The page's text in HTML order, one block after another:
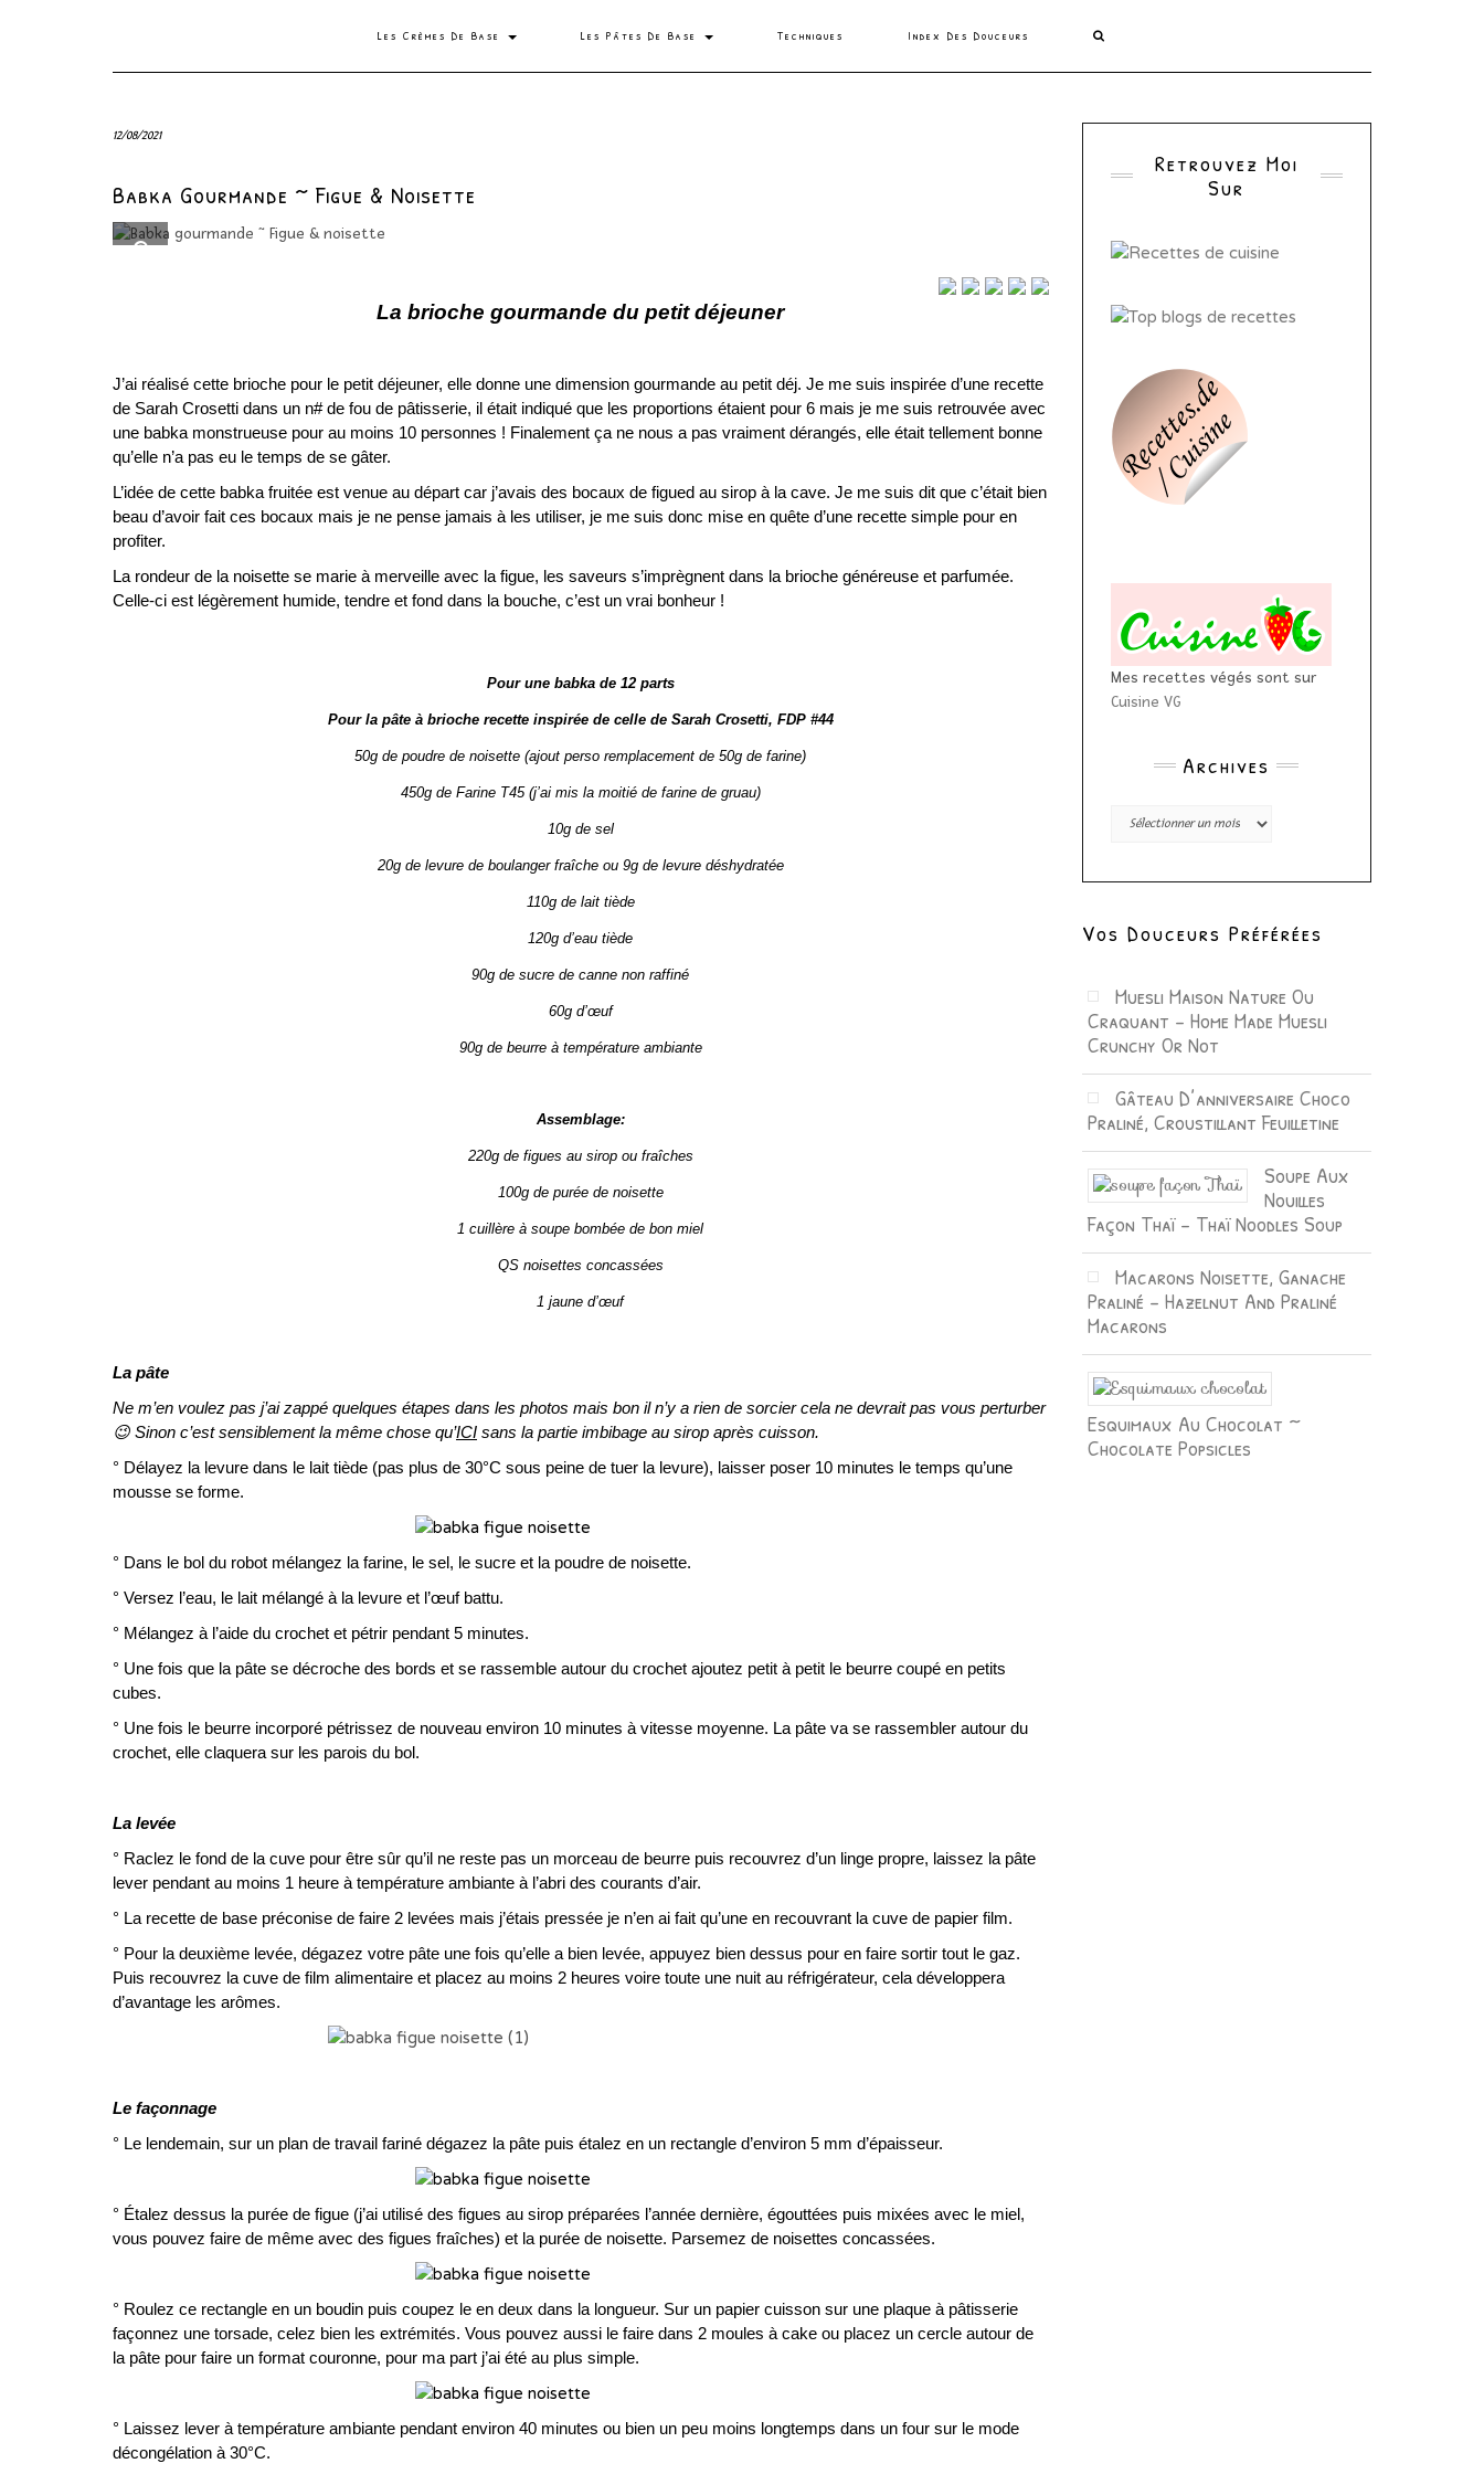
Les Crèmes De Base Les Pâtes De Base Techniques Index Des Douceurs
12/08/2021
Babka Gourmande ~ Figue & Noisette
La brioche gourmande du petit déjeuner
J’ai réalisé cette brioche pour le petit déjeuner, elle donne une dimension gourmande au petit déj. Je me suis inspirée d’une recette
de Sarah Crosetti dans un n# de fou de pâtisserie, il était indiqué que les proportions étaient pour 6 mais je me suis retrouvée avec
une babka monstrueuse pour au moins 10 personnes ! Finalement ça ne nous a pas vraiment dérangés, elle était tellement bonne
qu’elle n’a pas eu le temps de se gâter.
L’idée de cette babka fruitée est venue au départ car j’avais des bocaux de figued au sirop à la cave. Je me suis dit que c’était bien
beau d’avoir fait ces bocaux mais je ne pense jamais à les utiliser, je me suis donc mise en quête d’une recette simple pour en
profiter.
La rondeur de la noisette se marie à merveille avec la figue, les saveurs s’imprègnent dans la brioche généreuse et parfumée.
Celle-ci est légèrement humide, tendre et fond dans la bouche, c’est un vrai bonheur !
Pour une babka de 12 parts
Pour la pâte à brioche recette inspirée de celle de Sarah Crosetti, FDP #44
50g de poudre de noisette (ajout perso remplacement de 50g de farine)
450g de Farine T45 (j’ai mis la moitié de farine de gruau)
10g de sel
20g de levure de boulanger fraîche ou 9g de levure déshydratée
110g de lait tiède
120g d’eau tiède
90g de sucre de canne non raffiné
60g d’œuf
90g de beurre à température ambiante
Assemblage:
220g de figues au sirop ou fraîches
100g de purée de noisette
1 cuillère à soupe bombée de bon miel
QS noisettes concassées
1 jaune d’œuf
La pâte
Ne m’en voulez pas j’ai zappé quelques étapes dans les photos mais bon il n’y a rien de sorcier cela ne devrait pas vous perturber
😉 Sinon c’est sensiblement la même chose qu’ICI sans la partie imbibage au sirop après cuisson.
° Délayez la levure dans le lait tiède (pas plus de 30°C sous peine de tuer la levure), laisser poser 10 minutes le temps qu’une
mousse se forme.
° Dans le bol du robot mélangez la farine, le sel, le sucre et la poudre de noisette.
° Versez l’eau, le lait mélangé à la levure et l’œuf battu.
° Mélangez à l’aide du crochet et pétrir pendant 5 minutes.
° Une fois que la pâte se décroche des bords et se rassemble autour du crochet ajoutez petit à petit le beurre coupé en petits
cubes.
° Une fois le beurre incorporé pétrissez de nouveau environ 10 minutes à vitesse moyenne. La pâte va se rassembler autour du
crochet, elle claquera sur les parois du bol.
La levée
° Raclez le fond de la cuve pour être sûr qu’il ne reste pas un morceau de beurre puis recouvrez d’un linge propre, laissez la pâte
lever pendant au moins 1 heure à température ambiante à l’abri des courants d’air.
° La recette de base préconise de faire 2 levées mais j’étais pressée je n’en ai fait qu’une en recouvrant la cuve de papier film.
° Pour la deuxième levée, dégazez votre pâte une fois qu’elle a bien levée, appuyez bien dessus pour en faire sortir tout le gaz.
Puis recouvrez la cuve de film alimentaire et placez au moins 2 heures voire toute une nuit au réfrigérateur, cela développera
d’avantage les arômes.
Le façonnage
° Le lendemain, sur un plan de travail fariné dégazez la pâte puis étalez en un rectangle d’environ 5 mm d’épaisseur.
° Étalez dessus la purée de figue (j’ai utilisé des figues au sirop préparées l’année dernière, égouttées puis mixées avec le miel,
vous pouvez faire de même avec des figues fraîches) et la purée de noisette. Parsemez de noisettes concassées.
° Roulez ce rectangle en un boudin puis coupez le en deux dans la longueur. Sur un papier cuisson sur une plaque à pâtisserie
façonnez une torsade, celez bien les extrémités. Vous pouvez aussi le faire dans 2 moules à cake ou placez un cercle autour de
la pâte pour faire un format couronne, pour ma part j’ai été au plus simple.
° Laissez lever à température ambiante pendant environ 40 minutes ou bien un peu moins longtemps dans un four sur le mode
décongélation à 30°C.
Retrouvez Moi
Sur
Mes recettes végés sont sur
Cuisine VG
Archives
Archives
Vos Douceurs Préférées
Muesli Maison Nature Ou
Craquant – Home Made Muesli
Crunchy Or Not
Gâteau D’anniversaire Choco
Praliné, Croustillant Feuilletine
Soupe Aux
Nouilles
Façon Thaï – Thaï Noodles Soup
Macarons Noisette, Ganache
Praliné – Hazelnut And Praliné
Macarons
Esquimaux Au Chocolat ~
Chocolate Popsicles